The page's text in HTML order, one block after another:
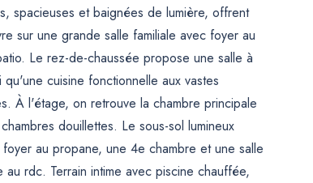
spacieuses et baignées de lumière, offrent
sur une grande salle familiale avec foyer au
Le rez-de-chaussée propose une salle à
cuisine fonctionnelle aux vastes
À l'étage, on retrouve la chambre principale
douillettes. Le sous-sol lumineux
au propane, une 4e chambre et une salle
rdc. Terrain intime avec piscine chauffée,